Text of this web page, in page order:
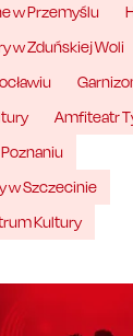
w Przemyślu
w Zduńskiej Woli
Amfiteatr
w Szczecinie
Kultury